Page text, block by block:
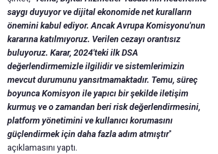
saygı duyuyor ve dijital ekonomide net kuralların
önemini kabul ediyor. Ancak Avrupa Komisyonu'nun
kararına katılmıyoruz. Verilen cezayı orantısız
buluyoruz. Karar, 2024'teki ilk DSA
değerlendirmemizle ilgilidir ve sistemlerimizin
mevcut durumunu yansıtmamaktadır. Temu, süreç
boyunca Komisyon ile yapıcı bir şekilde iletişim
kurmuş ve o zamandan beri risk değerlendirmesini,
platform yönetimini ve kullanıcı korumasını
güçlendirmek için daha fazla adım atmıştır"
açıklamasını yaptı.